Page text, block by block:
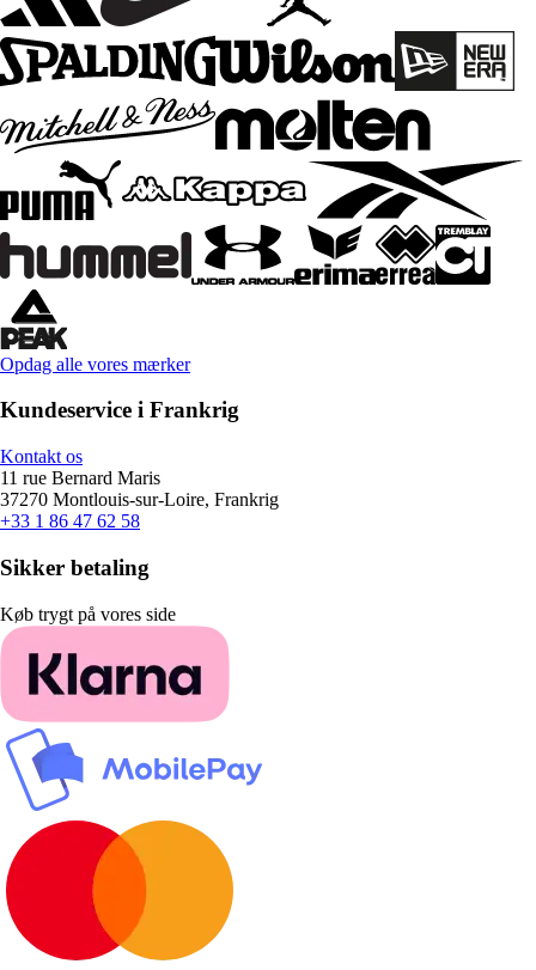
Opdag alle vores mærker
Kundeservice i Frankrig
Kontakt os
11 rue Bernard Maris
37270 Montlouis-sur-Loire, Frankrig
+33 1 86 47 62 58
Sikker betaling
Køb trygt på vores side